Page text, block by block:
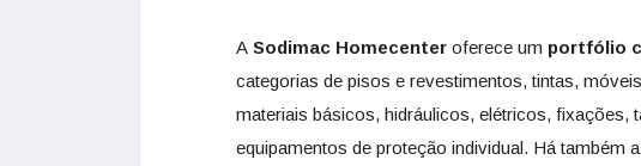
A Sodimac Homecenter oferece um portfólio
categorias de pisos e revestimentos, tintas,
materiais básicos, hidráulicos, elétricos, fixações,
equipamentos de proteção individual. Há também